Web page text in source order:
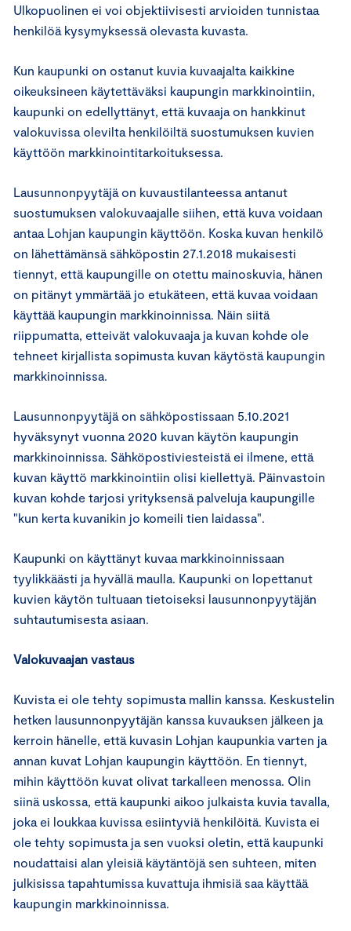
Ulkopuolinen ei voi objektiivisesti arvioiden tunnistaa
henkilöä kysymyksessä olevasta kuvasta.
Kun kaupunki on ostanut kuvia kuvaajalta kaikkine
oikeuksineen käytettäväksi kaupungin markkinointiin,
kaupunki on edellyttänyt, että kuvaaja on hankkinut
valokuvissa olevilta henkilöiltä suostumuksen kuvien
käyttöön markkinointitarkoituksessa.
Lausunnonpyytäjä on kuvaustilanteessa antanut
suostumuksen valokuvaajalle siihen, että kuva voidaan
antaa Lohjan kaupungin käyttöön. Koska kuvan henkilö
on lähettämänsä sähköpostin 27.1.2018 mukaisesti
tiennyt, että kaupungille on otettu mainoskuvia, hänen
on pitänyt ymmärtää jo etukäteen, että kuvaa voidaan
käyttää kaupungin markkinoinnissa. Näin siitä
riippumatta, etteivät valokuvaaja ja kuvan kohde ole
tehneet kirjallista sopimusta kuvan käytöstä kaupungin
markkinoinnissa.
Lausunnonpyytäjä on sähköpostissaan 5.10.2021
hyväksynyt vuonna 2020 kuvan käytön kaupungin
markkinoinnissa. Sähköpostiviesteistä ei ilmene, että
kuvan käyttö markkinointiin olisi kiellettyä. Päinvastoin
kuvan kohde tarjosi yrityksensä palveluja kaupungille
"kun kerta kuvanikin jo komeili tien laidassa".
Kaupunki on käyttänyt kuvaa markkinoinnissaan
tyylikkäästi ja hyvällä maulla. Kaupunki on lopettanut
kuvien käytön tultuaan tietoiseksi lausunnonpyytäjän
suhtautumisesta asiaan.
Valokuvaajan vastaus
Kuvista ei ole tehty sopimusta mallin kanssa. Keskustelin
hetken lausunnonpyytäjän kanssa kuvauksen jälkeen ja
kerroin hänelle, että kuvasin Lohjan kaupunkia varten ja
annan kuvat Lohjan kaupungin käyttöön. En tiennyt,
mihin käyttöön kuvat olivat tarkalleen menossa. Olin
siinä uskossa, että kaupunki aikoo julkaista kuvia tavalla,
joka ei loukkaa kuvissa esiintyviä henkilöitä. Kuvista ei
ole tehty sopimusta ja sen vuoksi oletin, että kaupunki
noudattaisi alan yleisiä käytäntöjä sen suhteen, miten
julkisissa tapahtumissa kuvattuja ihmisiä saa käyttää
kaupungin markkinoinnissa.